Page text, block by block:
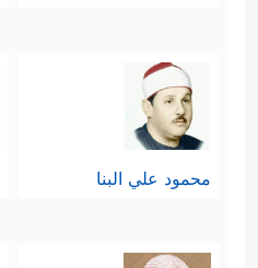
محمود علي البنا